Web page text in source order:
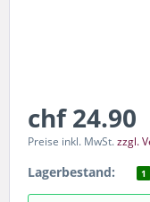
chf 24.90
Preise inkl. MwSt.zzgl.
Lagerbestand: 1